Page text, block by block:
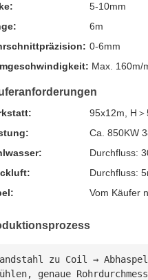
5-10mm
6m
0-6mm
Max. 160m/
95x12m, H
Ca. 850KW
Durchfluss:
Durchfluss:
Vom Käufer
zu Coil →
genaue